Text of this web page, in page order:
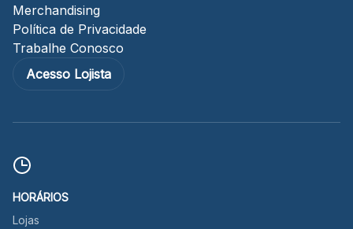
Merchandising
Política de Privacidade
Trabalhe Conosco
Acesso Lojista
HORÁRIOS
Lojas